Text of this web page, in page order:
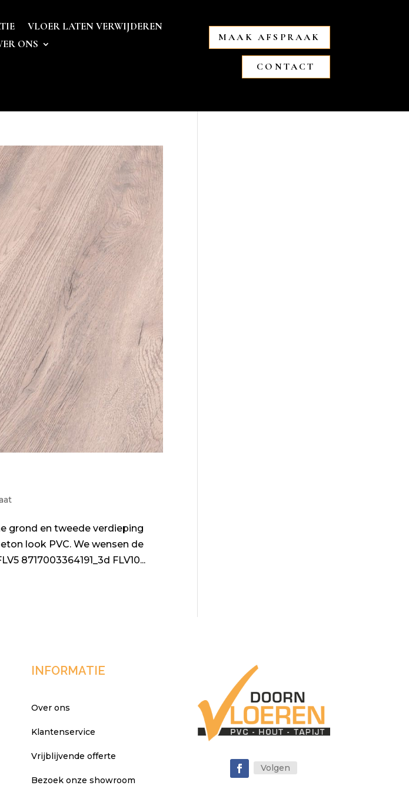
VLOER LATEN VERWIJDEREN
ONS
MAAK AFSPRAAK
CONTACT
grond en tweede verdieping
look PVC. We wensen de
8717003364191_3d FLV10...
INFORMATIE
Over ons
Klantenservice
Vrijblijvende offerte
Bezoek onze showroom
Volgen